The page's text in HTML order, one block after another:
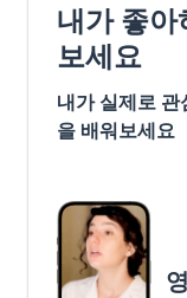
내가 좋
보세요
내가 실제로
을 배워보세요